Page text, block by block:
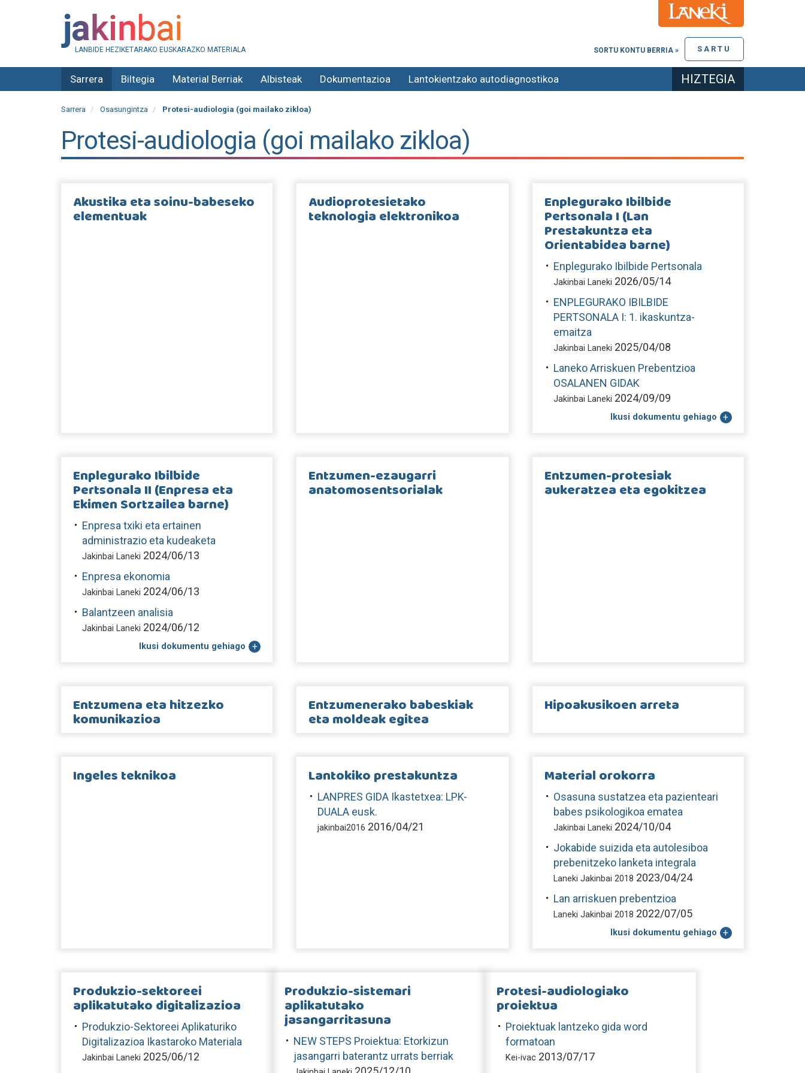
LANBIDE HEZIKETARAKO EUSKARAZKO MATERIALA SARTU
SORTU KONTU BERRIA »
Sarrera Biltegia Material Berriak Albisteak Dokumentazioa Lantokientzako autodiagnostikoa HIZTEGIA
Sarrera Osasungintza Protesi-audiologia (goi mailako zikloa)
Protesi-audiologia (goi mailako zikloa)
Akustika eta soinu-babeseko
elementuak
Audioprotesietako
teknologia elektronikoa
Enplegurako Ibilbide
Pertsonala I (Lan
Prestakuntza eta
Orientabidea barne)
Enplegurako Ibilbide Pertsonala
Jakinbai Laneki 2026/05/14
ENPLEGURAKO IBILBIDE
PERTSONALA I: 1. ikaskuntza-
emaitza
Jakinbai Laneki 2025/04/08
Laneko Arriskuen Prebentzioa
OSALANEN GIDAK
Jakinbai Laneki 2024/09/09
Ikusi dokumentu gehiago
Enplegurako Ibilbide
Pertsonala II (Enpresa eta
Ekimen Sortzailea barne)
Enpresa txiki eta ertainen
administrazio eta kudeaketa
Jakinbai Laneki 2024/06/13
Enpresa ekonomia
Jakinbai Laneki 2024/06/13
Balantzeen analisia
Jakinbai Laneki 2024/06/12
Ikusi dokumentu gehiago
Entzumen-ezaugarri
anatomosentsorialak
Entzumen-protesiak
aukeratzea eta egokitzea
Entzumena eta hitzezko
komunikazioa
Entzumenerako babeskiak
eta moldeak egitea
Hipoakusikoen arreta
Ingeles teknikoa Lantokiko prestakuntza
LANPRES GIDA Ikastetxea: LPK-
DUALA eusk.
jakinbai2016 2016/04/21
Material orokorra
Osasuna sustatzea eta pazienteari
babes psikologikoa ematea
Jakinbai Laneki 2024/10/04
Jokabide suizida eta autolesiboa
prebenitzeko lanketa integrala
Laneki Jakinbai 2018 2023/04/24
Lan arriskuen prebentzioa
Laneki Jakinbai 2018 2022/07/05
Ikusi dokumentu gehiago
Produkzio-sektoreei
aplikatutako digitalizazioa
Produkzio-Sektoreei Aplikaturiko
Digitalizazioa Ikastaroko Materiala
Jakinbai Laneki 2025/06/12
Produkzio-sistemari
aplikatutako
jasangarritasuna
NEW STEPS Proiektua: Etorkizun
jasangarri baterantz urrats berriak
Protesi-audiologiako
proiektua
Proiektuak lantzeko gida word
formatoan
Kei-ivac 2013/07/17